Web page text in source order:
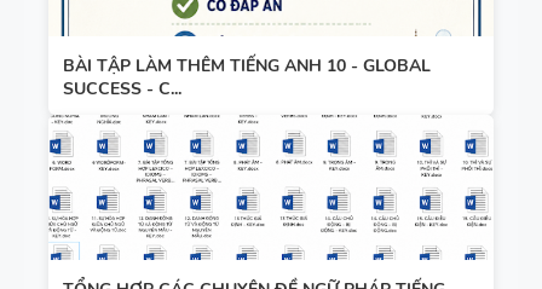
UNIT -
TIẾNG ANH
10 -
GLOBAL
SUCCESS -
HỌC KỲ 1 -
CÓ ĐÁP ÁN
BÀI TẬP LÀM THÊM TIẾNG ANH 10 - GLOBAL
SUCCESS - C...